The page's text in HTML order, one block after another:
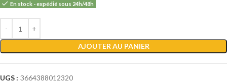
En stock - expédié sous 24h/48h
AJOUTER AU PANIER
UGS : 3664388012320